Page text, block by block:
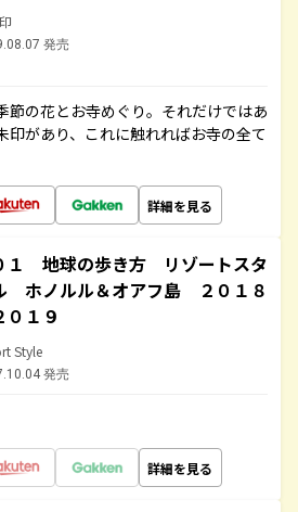
発売
節の花とお寺めぐり。それだけではあ
印があり、これに触れればお寺の全て
詳細を見る
１ 地球の歩き方 リゾートスタ
ホノルル＆オアフ島 ２０１８
０１９
Style
発売
詳細を見る